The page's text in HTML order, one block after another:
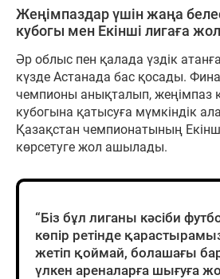
Жеңімпаздар үшін жаңа
кубогы мен Екінші лигаға жол
Әр облыс пен қалада үздік
күзде Астанада бас қосады.
чемпионы анықталып, жеңімпаз
кубогына қатысуға мүмкіндік
Қазақстан чемпионатының
көрсетуге жол ашылады.
“Біз бұл лиганы кәсіби
көпір ретінде
жетіп қоймай, болашағы
үлкен ареналарға шығуға